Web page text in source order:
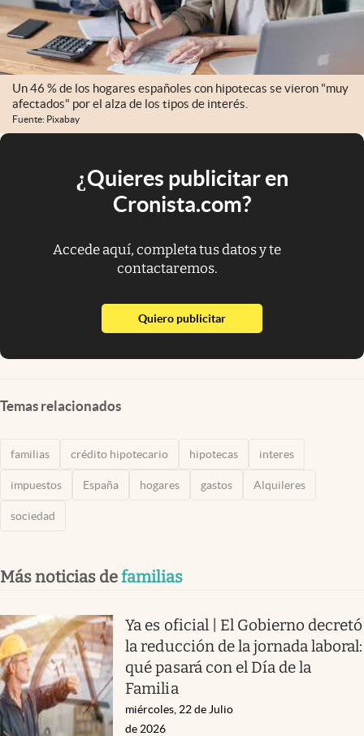
Un 46 % de los hogares españoles con hipotecas se vieron "muy
afectados" por el alza de los tipos de interés.
Fuente: Pixabay
¿Quieres publicitar en
Cronista.com?
Accede aquí, completa tus datos y te
contactaremos.
Quiero publicitarabre en nueva pestaña
Temas relacionados
familias crédito hipotecario hipotecas interes
impuestos España hogares gastos Alquileres
sociedad
Más noticias defamilias
Ya es oficial | El Gobierno decretó
la reducción de la jornada laboral:
qué pasará con el Día de la
Familia
miércoles, 22 de Julio
de 2026